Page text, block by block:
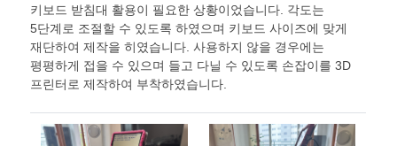
키보드 받침대 활용이 필요한 상황이었습니다. 각도는
5단계로 조절할 수 있도록 하였으며 키보드 사이즈에 맞게
재단하여 제작을 히였습니다. 사용하지 않을 경우에는
평평하게 접을 수 있으며 들고 다닐 수 있도록 손잡이를 3D
프린터로 제작하여 부착하였습니다.